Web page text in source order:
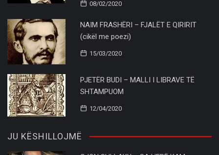
08/02/2020
NAIM FRASHËRI – FJALËT E QIRIRIT
(cikël me poezi)
15/03/2020
PJETËR BUDI – MALLI I LIBRAVE TË
SHTAMPUOM
12/04/2020
JU KËSHILLOJMË